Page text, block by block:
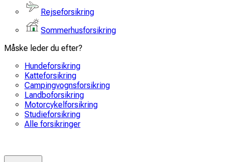
Rejseforsikring
Sommerhusforsikring
Måske leder du efter?
Hundeforsikring
Katteforsikring
Campingvognsforsikring
Landboforsikring
Motorcykelforsikring
Studieforsikring
Alle forsikringer